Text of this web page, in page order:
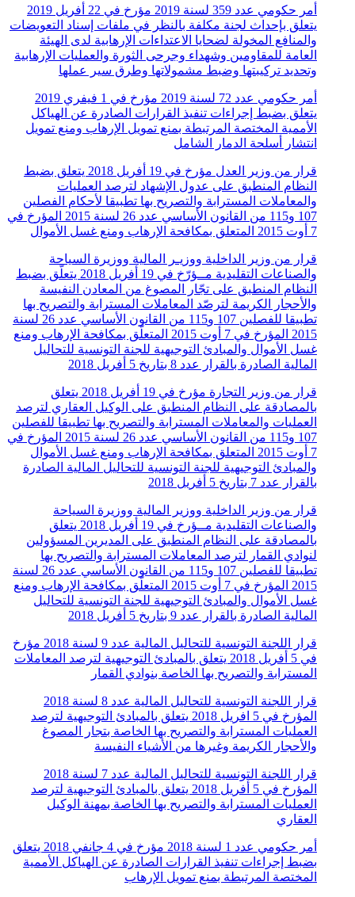
أمر حكومي عدد 359 لسنة 2019 مؤرخ في 22 أفريل 2019
يتعلق بإحداث لجنة مكلفة بالنظر في ملفات إسناد التعويضات
والمنافع المخولة لضحايا الاعتداءات الإرهابية لدى الهيئة
العامة للمقاومين وشهداء وجرحى الثورة والعمليات الإرهابية
وتحديد تركيبتها وضبط مشمولاتها وطرق سير عملها
أمر حكومي عدد 72 لسنة 2019 مؤرخ في 1 فيفري 2019
يتعلق بضبط إجراءات تنفيذ القرارات الصادرة عن الهياكل
الأممية المختصة المرتبطة بمنع تمويل الإرهاب ومنع تمويل
انتشار أسلحة الدمار الشامل
قرار من وزير العدل مؤرخ في 19 أفريل 2018 يتعلق بضبط
النظام المنطبق على عدول الإشهاد لترصد العمليات
والمعاملات المسترابة والتصريح بها تطبيقا لأحكام الفصلين
107 و115 من القانون الأساسي عدد 26 لسنة 2015 المؤرخ في
7 أوت 2015 المتعلق بمكافحة الإرهاب ومنع غسل الأموال
قرار من وزير الداخلية ووزيـر المالية ووزيرة السياحة
والصناعات التقليدية مــؤرّخ في 19 أفريل 2018 يتعلّق بضبط
النظام المنطبق على تجّار المصوغ من المعادن النفيسة
والأحجار الكريمة لترصّد المعاملات المسترابة والتصريح بها
تطبيقا للفصلين 107 و115 من القانون الأساسي عدد 26 لسنة
2015 المؤرخ في 7 أوت 2015 المتعلّق بمكافحة الإرهاب ومنع
غسل الأموال والمبادئ التوجيهية للجنة التونسية للتحاليل
المالية الصادرة بالقرار عدد 8 بتاريخ 5 أفريل 2018
قرار من وزير التجارة مؤرخ في 19 أفريل 2018 يتعلق
بالمصادقة على النظام المنطبق على الوكيل العقاري لترصد
العمليات والمعاملات المسترابة والتصريح بها تطبيقا للفصلين
107 و115 من القانون الأساسي عدد 26 لسنة 2015 المؤرخ في
7 أوت 2015 المتعلق بمكافحة الإرهاب ومنع غسل الأموال
والمبادئ التوجيهية للجنة التونسية للتحاليل المالية الصادرة
بالقرار عدد 7 بتاريخ 5 أفريل 2018
قرار من وزير الداخلية ووزير المالية ووزيرة السياحة
والصناعات التقليدية مــؤرخ في 19 أفريل 2018 يتعلق
بالمصادقة على النظام المنطبق على المديرين المسؤولين
لنوادي القمار لترصد المعاملات المسترابة والتصريح بها
تطبيقا للفصلين 107 و115 من القانون الأساسي عدد 26 لسنة
2015 المؤرخ في 7 أوت 2015 المتعلّق بمكافحة الإرهاب ومنع
غسل الأموال والمبادئ التوجيهية للجنة التونسية للتحاليل
المالية الصادرة بالقرار عدد 9 بتاريخ 5 أفريل 2018
قرار اللجنة التونسية للتحاليل المالية عدد 9 لسنة 2018 مؤرخ
في 5 أفريل 2018 يتعلق بالمبادئ التوجيهية لترصد المعاملات
المسترابة والتصريح بها الخاصة بنوادي القمار
قرار اللجنة التونسية للتحاليل المالية عدد 8 لسنة 2018
المؤرخ في 5 افريل 2018 يتعلق بالمبادئ التوجيهية لترصد
العمليات المسترابة والتصريح بها الخاصة بتجار المصوغ
والأحجار الكريمة وغيرها من الأشياء النفيسة
قرار اللجنة التونسية للتحاليل المالية عدد 7 لسنة 2018
المؤرخ في 5 أفريل 2018 يتعلق بالمبادئ التوجيهية لترصد
العمليات المسترابة والتصريح بها الخاصة بمهنة الوكيل
العقاري
أمر حكومي عدد 1 لسنة 2018 مؤرخ في 4 جانفي 2018 يتعلق
بضبط إجراءات تنفيذ القرارات الصادرة عن الهياكل الأممية
المختصة المرتبطة بمنع تمويل الإرهاب